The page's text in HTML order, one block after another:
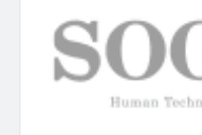
INICIO
EMPRESAS
GUÍA DE COMPRA